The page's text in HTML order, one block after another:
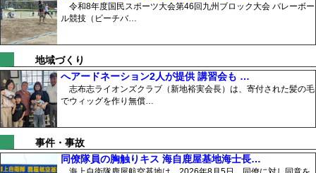
令和8年度国民スポーツ大会第46回九州ブロック大会 バレーボー
ル競技（ビーチバ…
地域づくり
へアードネーション2人が提供 講習会も …
志布志ライオンズクラブ（新地裕実会長）は、寄付された髪の毛
でウィッグを作り無償…
事件・事故
同僚隊員の胸触りキス 海自鹿屋基地海士長…